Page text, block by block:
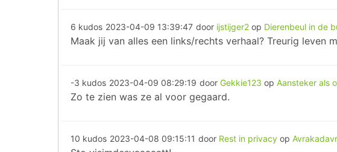
6 kudos 2023-04-09 13:39:47 door ijstijger2 op Dierenbeul in de
Maak jij van alles een links/rechts verhaal? Treurig leven
-3 kudos 2023-04-09 08:29:19 door Gekkie123 op Aansteker als
Zo te zien was ze al voor gegaard.
10 kudos 2023-04-08 09:15:11 door Rest in privacy op